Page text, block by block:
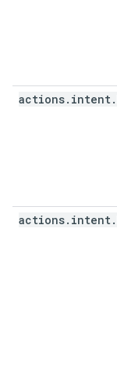
actions. intent .
actions. intent .